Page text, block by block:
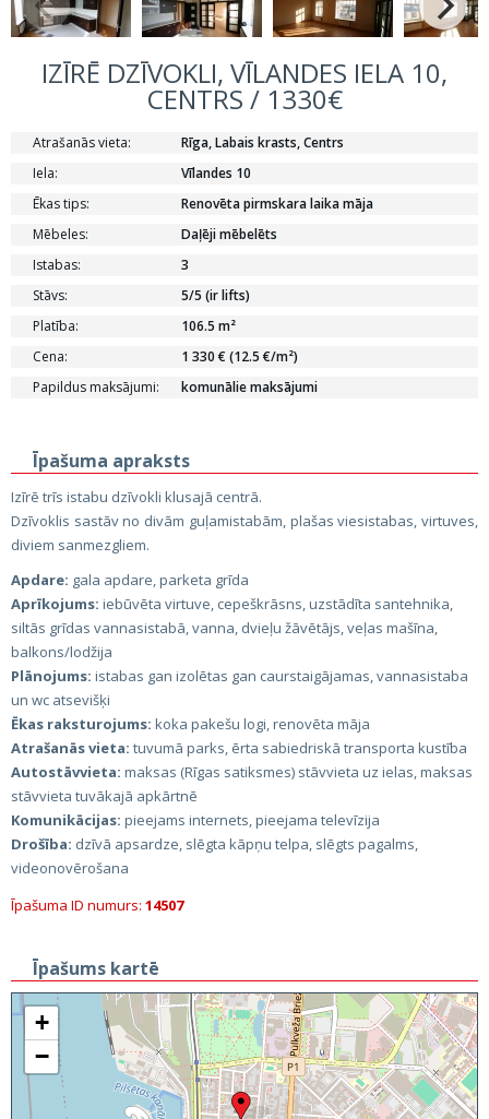
IZĪRĒ DZĪVOKLI, VĪLANDES IELA 10,
CENTRS / 1330€
Atrašanās vieta:
Rīga, Labais krasts, Centrs
Iela:
Vīlandes 10
Ēkas tips:
Renovēta pirmskara laika māja
Mēbeles:
Daļēji mēbelēts
Istabas:
3
Stāvs:
5/5 (ir lifts)
Platība:
106.5 m²
Cena:
1 330 € (12.5 €/m²)
Papildus maksājumi:
komunālie maksājumi
Īpašuma apraksts
Izīrē trīs istabu dzīvokli klusajā centrā.
Dzīvoklis sastāv no divām guļamistabām, plašas viesistabas, virtuves,
diviem sanmezgliem.
Apdare: gala apdare, parketa grīda
Aprīkojums: iebūvēta virtuve, cepeškrāsns, uzstādīta santehnika,
siltās grīdas vannasistabā, vanna, dvieļu žāvētājs, veļas mašīna,
balkons/lodžija
Plānojums: istabas gan izolētas gan caurstaigājamas, vannasistaba
un wc atsevišķi
Ēkas raksturojums: koka pakešu logi, renovēta māja
Atrašanās vieta: tuvumā parks, ērta sabiedriskā transporta kustība
Autostāvvieta: maksas (Rīgas satiksmes) stāvvieta uz ielas, maksas
stāvvieta tuvākajā apkārtnē
Komunikācijas: pieejams internets, pieejama televīzija
Drošība: dzīvā apsardze, slēgta kāpņu telpa, slēgts pagalms,
videonovērošana
Īpašuma ID numurs: 14507
Īpašums kartē
+
−